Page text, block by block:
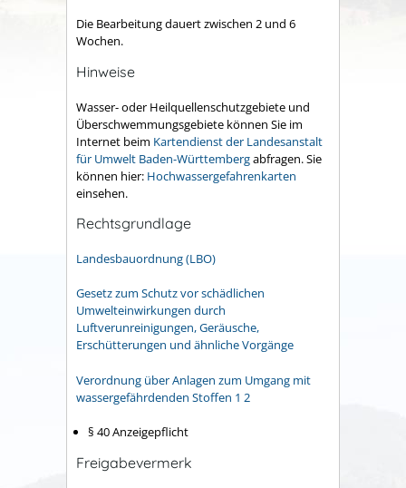
Die Bearbeitung dauert zwischen 2 und 6
Wochen.
Hinweise
Wasser- oder Heilquellenschutzgebiete und
Überschwemmungsgebiete können Sie im
Internet beim Kartendienst der Landesanstalt
für Umwelt Baden-Württembergabfragen. Sie
können hier: Hochwassergefahrenkarten
einsehen.
Rechtsgrundlage
Landesbauordnung (LBO)
Gesetz zum Schutz vor schädlichen
Umwelteinwirkungen durch
Luftverunreinigungen, Geräusche,
Erschütterungen und ähnliche Vorgänge
Verordnung über Anlagen zum Umgang mit
wassergefährdenden Stoffen 1 2
§ 40 Anzeigepflicht
Freigabevermerk